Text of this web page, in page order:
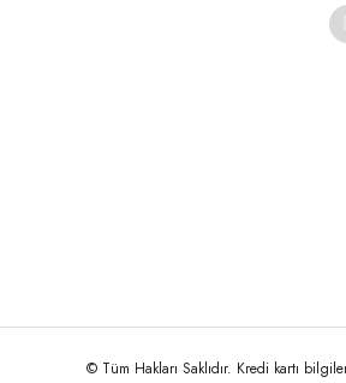
© Tüm Hakları Saklıdır. Kredi kartı